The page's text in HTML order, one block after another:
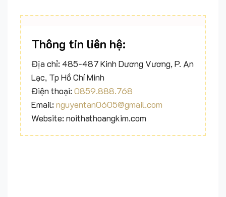
Thông tin liên hệ:
Địa chỉ: 485-487 Kinh Dương Vương, P. An
Lạc, Tp Hồ Chí Minh
Điện thoại:0859.888.768
Email:nguyentan0605@gmail.com
Website: noithathoangkim.com